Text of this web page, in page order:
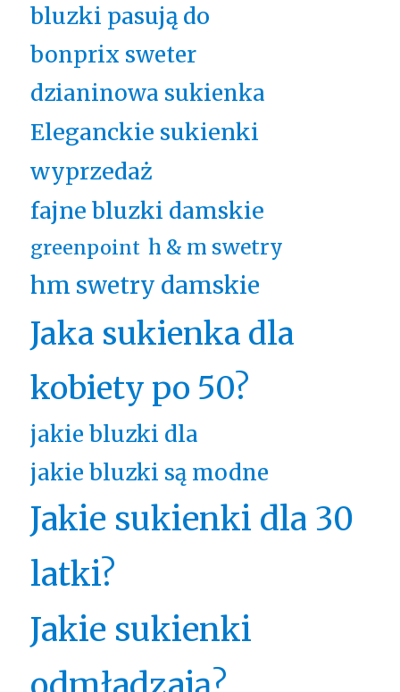
bluzki pasują do
bonprix sweter
dzianinowa sukienka
Eleganckie sukienki
wyprzedaż
fajne bluzki damskie
greenpoint h & m swetry
hm swetry damskie
Jaka sukienka dla
kobiety po 50?
jakie bluzki dla
jakie bluzki są modne
Jakie sukienki dla 30
latki?
Jakie sukienki